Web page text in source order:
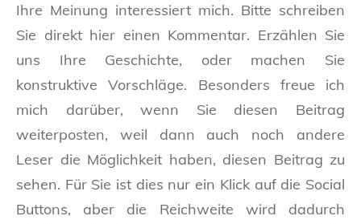
Ihre Meinung interessiert mich. Bitte schreiben
Sie direkt hier einen Kommentar. Erzählen Sie
uns Ihre Geschichte, oder machen Sie
konstruktive Vorschläge. Besonders freue ich
mich darüber, wenn Sie diesen Beitrag
weiterposten, weil dann auch noch andere
Leser die Möglichkeit haben, diesen Beitrag zu
sehen. Für Sie ist dies nur ein Klick auf die Social
Buttons, aber die Reichweite wird dadurch